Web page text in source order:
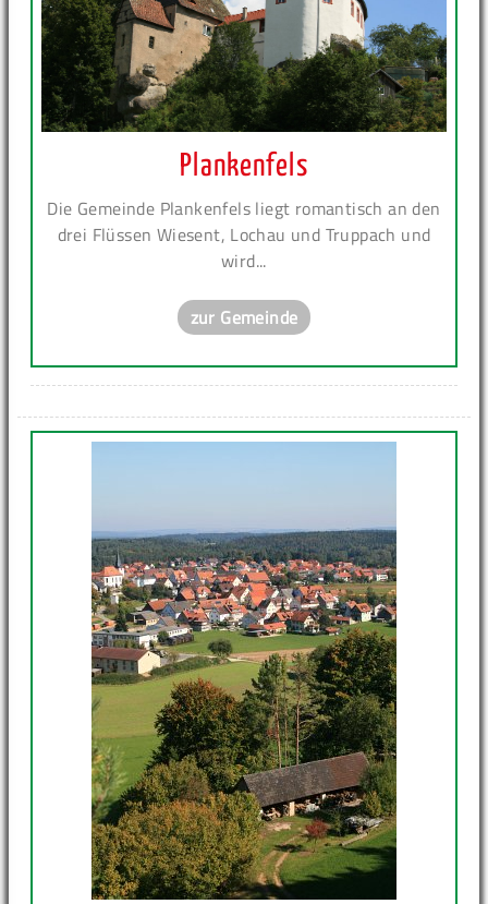
Plankenfels
Die Gemeinde Plankenfels liegt romantisch an den
drei Flüssen Wiesent, Lochau und Truppach und
wird...
zur Gemeinde